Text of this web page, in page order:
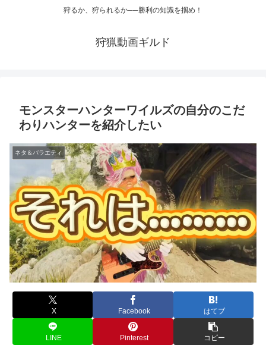
狩るか、狩られるか──勝利の知識を掴め！
狩猟動画ギルド
モンスターハンターワイルズの自分のこだ
わりハンターを紹介したい
ネタ＆バラエティ
X Facebook はてブ
LINE Pinterest コピー